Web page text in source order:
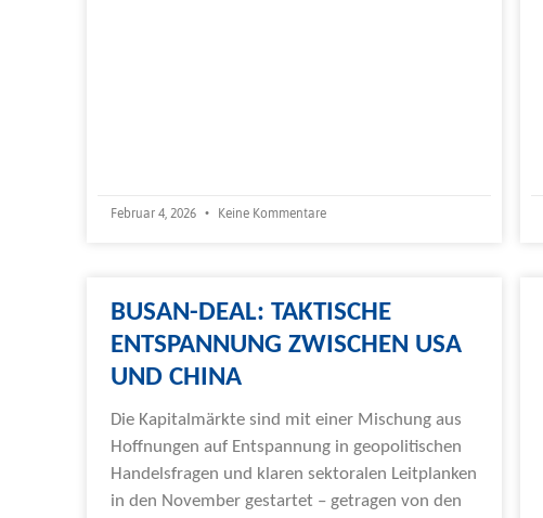
Februar 4, 2026 Keine Kommentare
BUSAN-DEAL: TAKTISCHE
ENTSPANNUNG ZWISCHEN USA
UND CHINA
Die Kapitalmärkte sind mit einer Mischung aus
Hoffnungen auf Entspannung in geopolitischen
Handelsfragen und klaren sektoralen Leitplanken
in den November gestartet – getragen von den